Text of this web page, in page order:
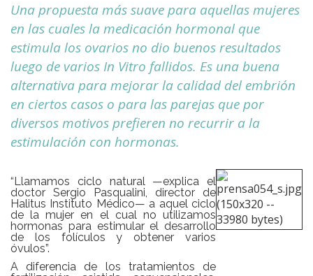
Una propuesta más suave para aquellas mujeres
en las cuales la medicación hormonal que
estimula los ovarios no dio buenos resultados
luego de varios In Vitro fallidos. Es una buena
alternativa para mejorar la calidad del embrión
en ciertos casos o para las parejas que por
diversos motivos prefieren no recurrir a la
estimulación con hormonas.
“Llamamos ciclo natural —explica el
doctor Sergio Pasqualini, director de
Halitus Instituto Médico— a aquel ciclo
de la mujer en el cual no utilizamos
hormonas para estimular el desarrollo
de los folículos y obtener varios
óvulos”.
A diferencia de los tratamientos de